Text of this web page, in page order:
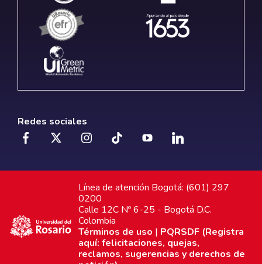
Redes sociales
Línea de atención Bogotá: (601) 297
0200
Calle 12C Nº 6-25 - Bogotá D.C.
Colombia
Términos de uso | PQRSDF (Registra
aquí: felicitaciones, quejas,
reclamos, sugerencias y derechos de